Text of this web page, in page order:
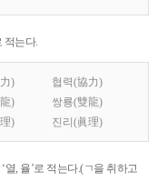
적는다.
)
협력(協力)
)
쌍룡(雙龍)
) 진리(眞理)
열, 율’로 적는다.(ㄱ을 취하고